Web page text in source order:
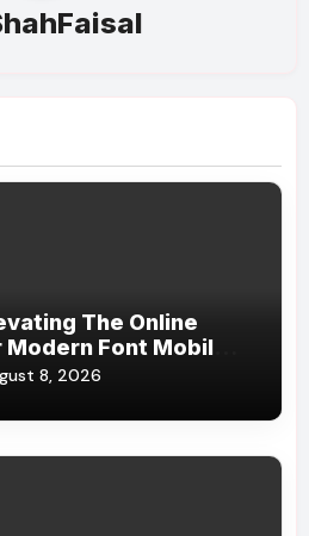
The Online
Modern Font Mobile
8, 2026